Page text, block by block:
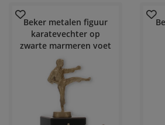
Beker metalen figuur
karatevechter op
zwarte marmeren voet